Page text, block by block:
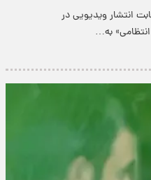
انتشار ویدیویی در
به…